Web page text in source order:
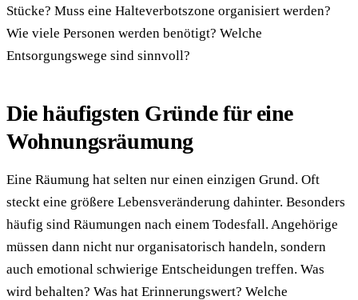
Stücke? Muss eine Halteverbotszone organisiert werden?
Wie viele Personen werden benötigt? Welche
Entsorgungswege sind sinnvoll?
Die häufigsten Gründe für eine
Wohnungsräumung
Eine Räumung hat selten nur einen einzigen Grund. Oft
steckt eine größere Lebensveränderung dahinter. Besonders
häufig sind Räumungen nach einem Todesfall. Angehörige
müssen dann nicht nur organisatorisch handeln, sondern
auch emotional schwierige Entscheidungen treffen. Was
wird behalten? Was hat Erinnerungswert? Welche